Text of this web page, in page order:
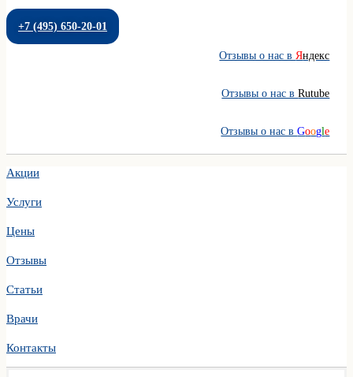
+7 (495) 650-20-01
Отзывы о нас вЯндекс
Отзывы о нас вRutube
Отзывы о нас вGoogle
Акции
Услуги
Цены
Отзывы
Статьи
Врачи
Контакты